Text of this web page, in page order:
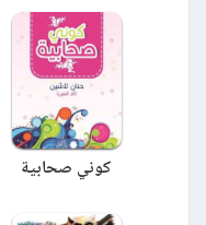
كوني صحابية